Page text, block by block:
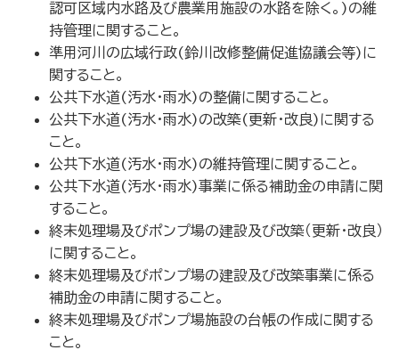
認可区域内水路及び農業用施設の水路を除く。)の維
持管理に関すること。
準用河川の広域行政(鈴川改修整備促進協議会等)に
関すること。
公共下水道(汚水・雨水)の整備に関すること。
公共下水道(汚水・雨水)の改築(更新・改良)に関する
こと。
公共下水道(汚水・雨水)の維持管理に関すること。
公共下水道(汚水・雨水)事業に係る補助金の申請に関
すること。
終末処理場及びポンプ場の建設及び改築（更新・改良）
に関すること。
終末処理場及びポンプ場の建設及び改築事業に係る
補助金の申請に関すること。
終末処理場及びポンプ場施設の台帳の作成に関する
こと。